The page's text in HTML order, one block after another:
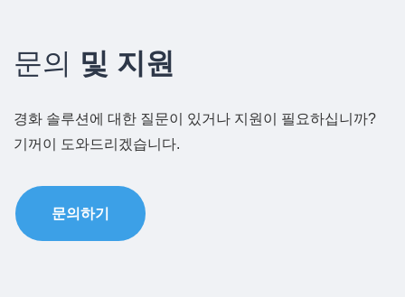
문의 및 지원
경화 솔루션에 대한 질문이 있거나 지원이 필요하십니까?
기꺼이 도와드리겠습니다.
문의하기